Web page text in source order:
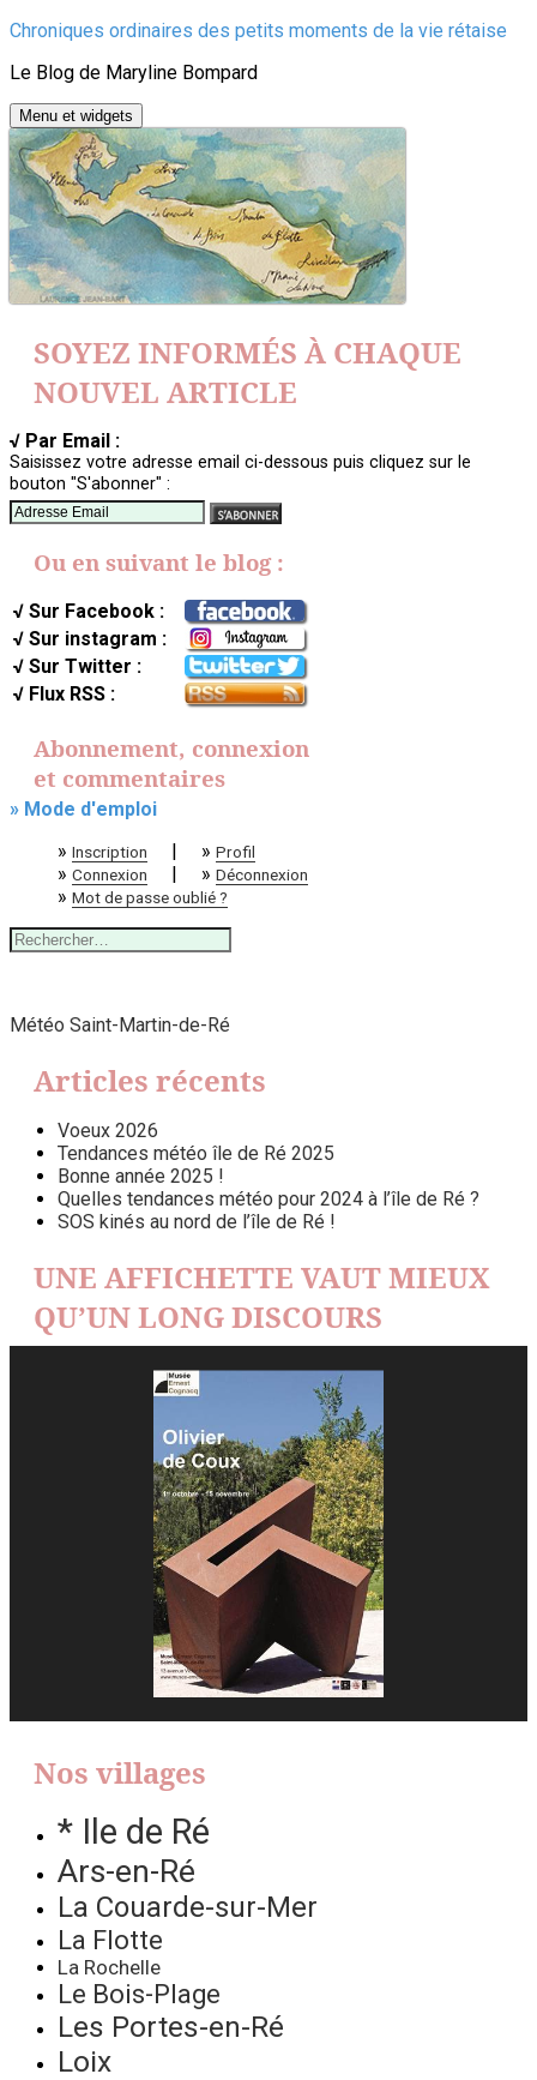
Aller
contenu
Chroniques ordinaires des petits moments de la vie rétaise
Le Blog de Maryline Bompard
Menu et widgets
SOYEZ INFORMÉS À CHAQUE
NOUVEL ARTICLE
√ Par Email :
Saisissez votre adresse email ci-dessous puis cliquez sur le
bouton "S'abonner" :
Ou en suivant le blog :
√ Sur Facebook :
√ Sur instagram :
√ Sur Twitter :
√ Flux RSS :
Abonnement, connexion
et commentaires
» Mode d'emploi
» Inscription | » Profil
» Connexion | » Déconnexion
» Mot de passe oublié ?
Rechercher :
Météo Saint-Martin-de-Ré
Articles récents
Voeux 2026
Tendances météo île de Ré 2025
Bonne année 2025 !
Quelles tendances météo pour 2024 à l’île de Ré ?
SOS kinés au nord de l’île de Ré !
UNE AFFICHETTE VAUT MIEUX
QU’UN LONG DISCOURS
Nos villages
* Ile de Ré
Ars-en-Ré
La Couarde-sur-Mer
La Flotte
La Rochelle
Le Bois-Plage
Les Portes-en-Ré
Loix